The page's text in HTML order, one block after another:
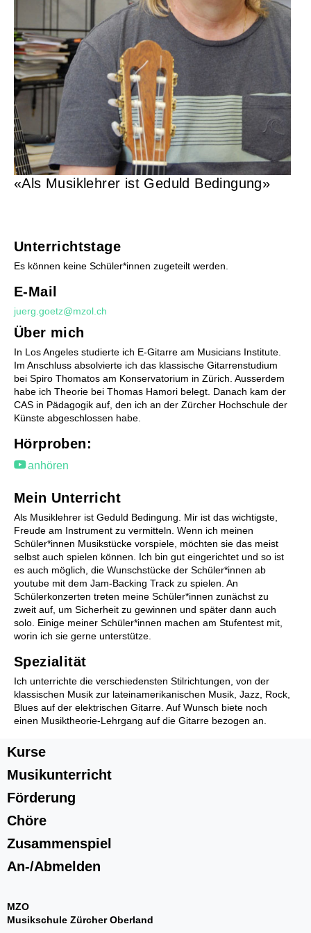
Musikunterricht
Instrumente Übersicht
Lehrpersonen
Orte
Mietinstrumente
Beratung
Schultarife
Ortsvertretungen
Info-Tag / Schnuppern
Instrumentenwahl
Tandem
Stufentest
Begabtenförderung
Musiktheorie - Musik verstehen und kreieren
Wettbewerbe
Musiktherapie
Musikphysiologie
Chöre
Kinderchor 1
Kinderchor 2
Jugendchor
Zusammenspiel
Kinderorchester Pfäffikon
Kinderorchester Rüti
Jugendorchester Attacca
Sinfonietta Züri-Ost
Jugendmusik Rüti Bubikon
Jugendmusik Wetzikon
Bandworkshops
Perkussionsgruppe
Gitarrenensemble
«Als Musiklehrer ist Geduld Bedingung»
Unterrichtstage
Es können keine Schüler*innen zugeteilt werden.
E-Mail
juerg.goetz@mzol.ch
Über mich
In Los Angeles studierte ich E-Gitarre am Musicians Institute.
Im Anschluss absolvierte ich das klassische Gitarrenstudium
bei Spiro Thomatos am Konservatorium in Zürich. Ausserdem
habe ich Theorie bei Thomas Hamori belegt. Danach kam der
CAS in Pädagogik auf, den ich an der Zürcher Hochschule der
Künste abgeschlossen habe.
Hörproben:
anhören
Mein Unterricht
Als Musiklehrer ist Geduld Bedingung. Mir ist das wichtigste,
Freude am Instrument zu vermitteln. Wenn ich meinen
Schüler*innen Musikstücke vorspiele, möchten sie das meist
selbst auch spielen können. Ich bin gut eingerichtet und so ist
es auch möglich, die Wunschstücke der Schüler*innen ab
youtube mit dem Jam-Backing Track zu spielen. An
Schülerkonzerten treten meine Schüler*innen zunächst zu
zweit auf, um Sicherheit zu gewinnen und später dann auch
solo. Einige meiner Schüler*innen machen am Stufentest mit,
worin ich sie gerne unterstütze.
Spezialität
Ich unterrichte die verschiedensten Stilrichtungen, von der
klassischen Musik zur lateinamerikanischen Musik, Jazz, Rock,
Blues auf der elektrischen Gitarre. Auf Wunsch biete noch
einen Musiktheorie-Lehrgang auf die Gitarre bezogen an.
Kurse
Musikunterricht
Förderung
Chöre
Zusammenspiel
An-/Abmelden
MZO
Musikschule Zürcher Oberland